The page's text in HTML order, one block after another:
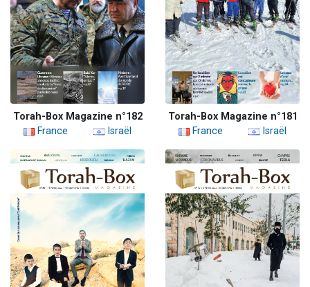
Torah-Box Magazine n°182
France
Israël
Torah-Box Magazine n°181
France
Israël